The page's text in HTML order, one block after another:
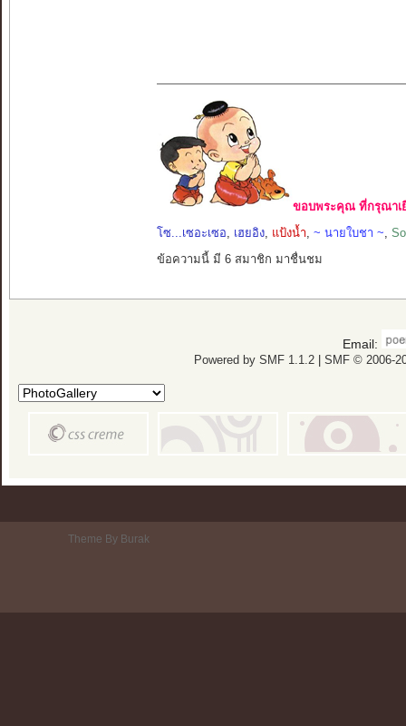
ขอบพระคุณ ที่กรุณาเ
โซ...เซอะเซอ
เฮยอิง, แป้งน้ำ ~ นายใบชา ~
ข้อความนี้ มี 6 สมาชิก มาชื่นชม
Email:
Powered by SMF 1.1.2| SMF © 2006-
Theme By Burak